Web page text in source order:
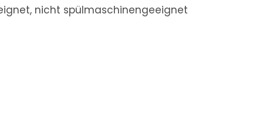
nicht spülmaschinengeeignet